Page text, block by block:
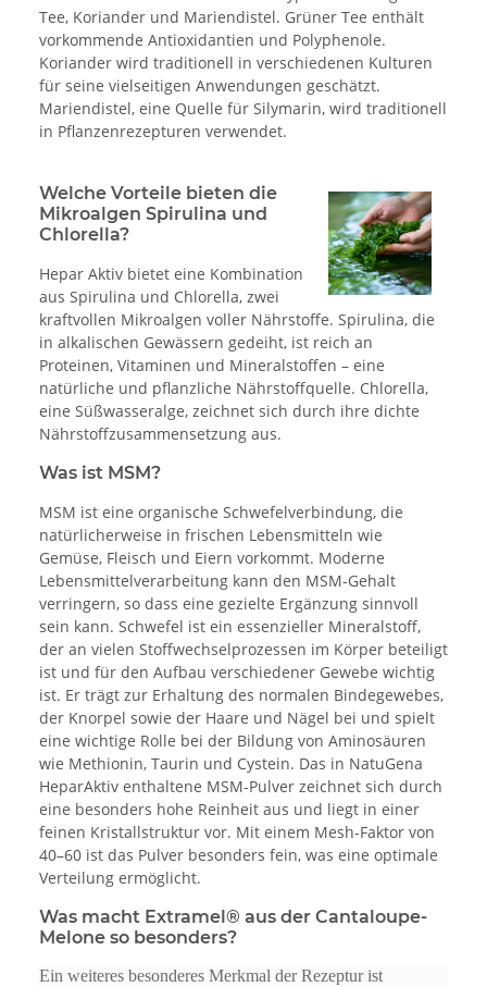
Tee, Koriander und Mariendistel. Grüner Tee enthält
vorkommende Antioxidantien und Polyphenole.
Koriander wird traditionell in verschiedenen Kulturen
für seine vielseitigen Anwendungen geschätzt.
Mariendistel, eine Quelle für Silymarin, wird traditionell
in Pflanzenrezepturen verwendet.
Welche Vorteile bieten die
Mikroalgen Spirulina und
Chlorella?
Hepar Aktiv bietet eine Kombination
aus Spirulina und Chlorella, zwei
kraftvollen Mikroalgen voller Nährstoffe. Spirulina, die
in alkalischen Gewässern gedeiht, ist reich an
Proteinen, Vitaminen und Mineralstoffen – eine
natürliche und pflanzliche Nährstoffquelle. Chlorella,
eine Süßwasseralge, zeichnet sich durch ihre dichte
Nährstoff­zusammensetzung aus.
Was ist MSM?
MSM ist eine organische Schwefelverbindung, die
natürlicherweise in frischen Lebensmitteln wie
Gemüse, Fleisch und Eiern vorkommt. Moderne
Lebensmittelverarbeitung kann den MSM-Gehalt
verringern, so dass eine gezielte Ergänzung sinnvoll
sein kann. Schwefel ist ein essenzieller Mineralstoff,
der an vielen Stoffwechselprozessen im Körper beteiligt
ist und für den Aufbau verschiedener Gewebe wichtig
ist. Er trägt zur Erhaltung des normalen Bindegewebes,
der Knorpel sowie der Haare und Nägel bei und spielt
eine wichtige Rolle bei der Bildung von Aminosäuren
wie Methionin, Taurin und Cystein. Das in NatuGena
HeparAktiv enthaltene MSM-Pulver zeichnet sich durch
eine besonders hohe Reinheit aus und liegt in einer
feinen Kristallstruktur vor. Mit einem Mesh-Faktor von
40–60 ist das Pulver besonders fein, was eine optimale
Verteilung ermöglicht.
Was macht Extramel® aus der Cantaloupe-
Melone so besonders?
Ein weiteres besonderes Merkmal der Rezeptur ist